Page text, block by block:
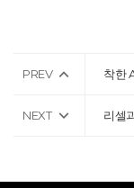
PREV 착한
NEXT 리셀